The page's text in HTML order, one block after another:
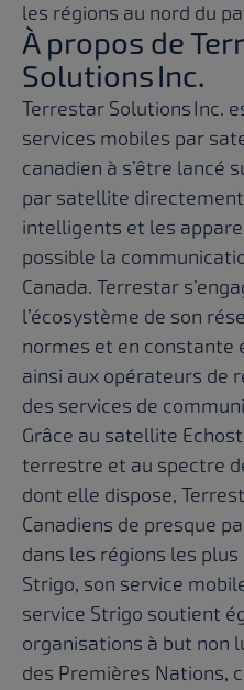
les régions au nord du
À propos de
Solutions Inc.
Terrestar Solutions Inc.
services mobiles par
canadien à s’être lancé
par satellite
intelligents et les
possible la
Canada. Terrestar
l’écosystème de son
normes et en
ainsi aux opérateurs de
des services de
Grâce au satellite
terrestre et au spectre
dont elle dispose,
Canadiens de presque
dans les régions les
Strigo, son service
service Strigo soutient
organisations à but non
des Premières Nations,